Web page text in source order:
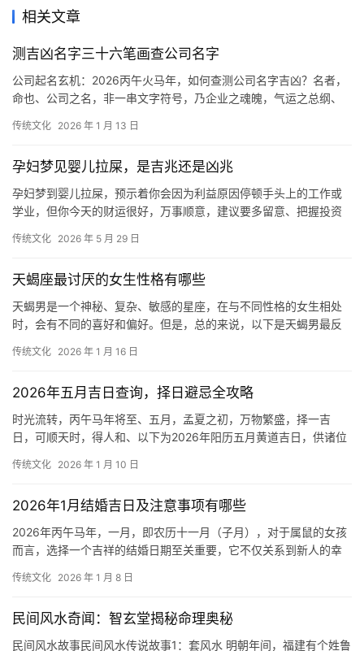
相关文章
测吉凶名字三十六笔画查公司名字
公司起名玄机：2026丙午火马年，如何查测公司名字吉凶？名者，
命也、公司之名，非一串文字符号，乃企业之魂魄，气运之总纲、
传统文化 2026 年 1 月 13 日
孕妇梦见婴儿拉屎，是吉兆还是凶兆
孕妇梦到婴儿拉屎，预示着你会因为利益原因停顿手头上的工作或
学业，但你今天的财运很好，万事顺意，建议要多留意、把握投资
传统文化 2026 年 5 月 29 日
天蝎座最讨厌的女生性格有哪些
天蝎男是一个神秘、复杂、敏感的星座，在与不同性格的女生相处
时，会有不同的喜好和偏好。但是，总的来说，以下是天蝎男最反
传统文化 2026 年 1 月 16 日
2026年五月吉日查询，择日避忌全攻略
时光流转，丙午马年将至、五月，孟夏之初，万物繁盛，择一吉
日，可顺天时，得人和、以下为2026年阳历五月黄道吉日，供诸位
传统文化 2026 年 1 月 10 日
2026年1月结婚吉日及注意事项有哪些
2026年丙午马年，一月，即农历十一月（子月），对于属鼠的女孩
而言，选择一个吉祥的结婚日期至关重要，它不仅关系到新人的幸
传统文化 2026 年 1 月 8 日
民间风水奇闻：智玄堂揭秘命理奥秘
民间风水故事民间风水传说故事1：套风水 明朝年间，福建有个姓鲁